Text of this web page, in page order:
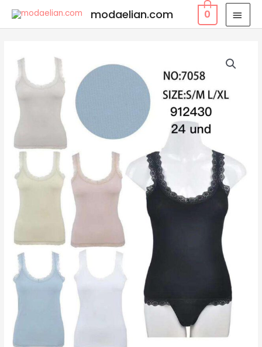
modaelian.com 0